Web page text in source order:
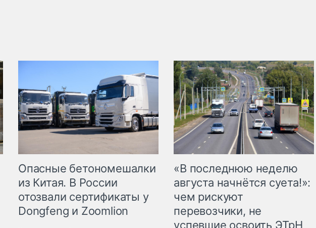
Опасные бетономешалки
из Китая. В России
отозвали сертификаты у
Dongfeng и Zoomlion
«В последнюю неделю
августа начнётся суета!»:
чем рискуют
перевозчики, не
успевшие освоить ЭТрН